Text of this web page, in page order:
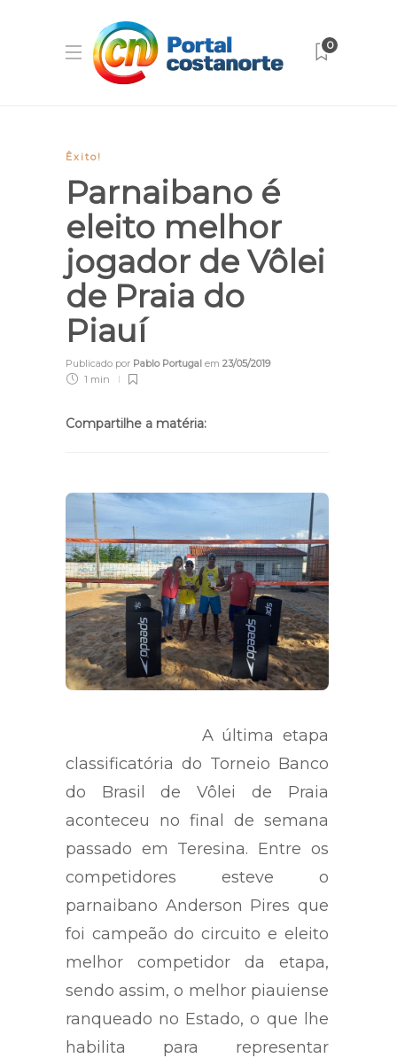
0
Êxito!
Parnaibano é
eleito melhor
jogador de Vôlei
de Praia do
Piauí
Publicado por Pablo Portugal em 23/05/2019
1 min
Compartilhe a matéria:
A última etapa
classificatória do Torneio Banco
do Brasil de Vôlei de Praia
aconteceu no final de semana
passado em Teresina. Entre os
competidores esteve o
parnaibano Anderson Pires que
foi campeão do circuito e eleito
melhor competidor da etapa,
sendo assim, o melhor piauiense
ranqueado no Estado, o que lhe
habilita para representar